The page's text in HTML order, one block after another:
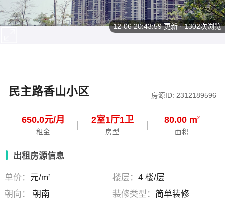
民主路香山小区 房源ID: 2312189596
650.0元/月
租金
2室1厅1卫
房型
80.00 m2
面积
12-06 20:43:59更新 · 1302次浏览
出租房源信息
单价： 元/m2 楼层： 4 楼/层
朝向：
朝南 装修类型： 简单装修